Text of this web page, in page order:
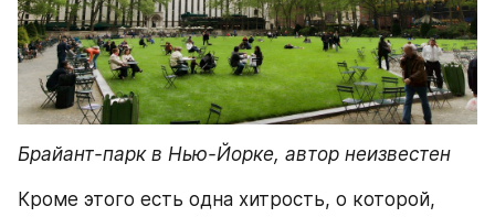
Брайант-парк в Нью-Йорке, автор неизвестен
Кроме этого есть одна хитрость, о которой,